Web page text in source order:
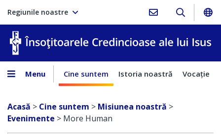
Regiunile noastre
Menu Cine suntem Istoria noastră Vocaţie
Acasă > Cine suntem > Misiunea noastră >
Evenimente > More Human